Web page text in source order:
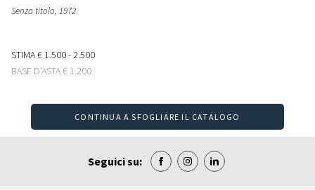
Senza titolo, 1972
STIMA€ 1.500 - 2.500
BASE D'ASTA€ 1.200
CONTINUA A SFOGLIARE IL CATALOGO
Seguici su: